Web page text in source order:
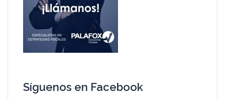
Síguenos en Facebook